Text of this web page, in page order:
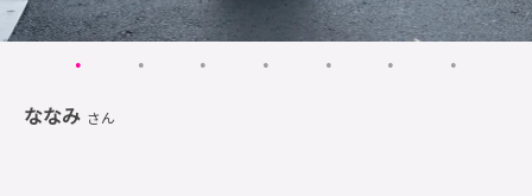
ななみ さん